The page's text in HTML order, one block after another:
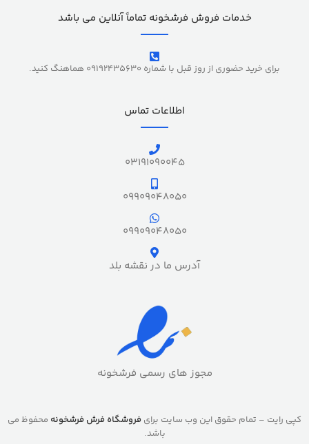
خدمات فروش فرشخونه تماماً آنلاین می باشد
برای خرید حضوری از روز قبل با شماره 09192435630 هماهنگ کنید.
اطلاعات تماس
03191090045
09909048050
09909048050
آدرس ما در نقشه بلد
مجوز های رسمی فرشخونه
کپی رایت – تمام حقوق این وب سایت برای فروشگاه فرش فرشخونه محفوظ می
باشد.